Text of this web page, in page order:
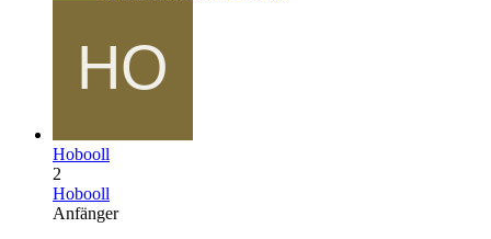
Hobooll
2
Hobooll
Anfänger